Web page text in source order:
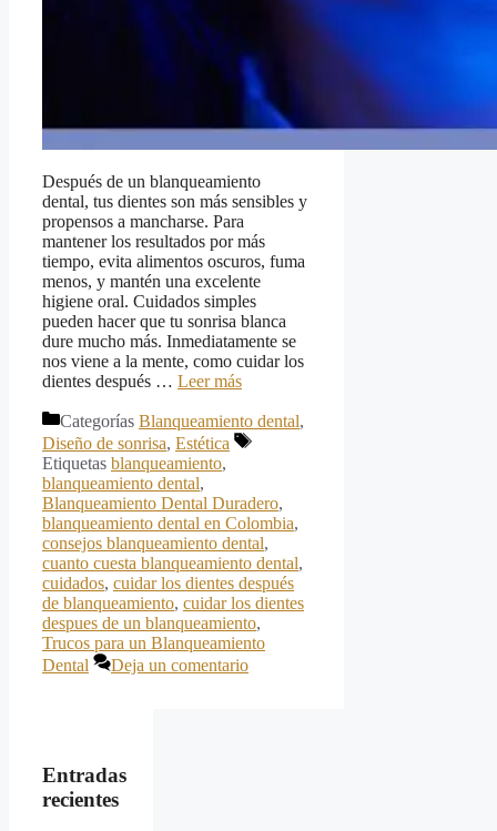
Después de un blanqueamiento
dental, tus dientes son más sensibles y
propensos a mancharse. Para
mantener los resultados por más
tiempo, evita alimentos oscuros, fuma
menos, y mantén una excelente
higiene oral. Cuidados simples
pueden hacer que tu sonrisa blanca
dure mucho más. Inmediatamente se
nos viene a la mente, como cuidar los
dientes después … Leer más
Categorías Blanqueamiento dental,
Diseño de sonrisa, Estética
Etiquetas blanqueamiento,
blanqueamiento dental,
Blanqueamiento Dental Duradero,
blanqueamiento dental en Colombia,
consejos blanqueamiento dental,
cuanto cuesta blanqueamiento dental,
cuidados, cuidar los dientes después
de blanqueamiento, cuidar los dientes
despues de un blanqueamiento,
Trucos para un Blanqueamiento
Dental
Deja un comentario
Entradas
recientes